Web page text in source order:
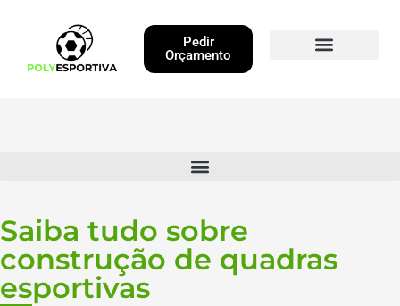
Pedir
Orçamento
Saiba tudo sobre
construção de quadras
esportivas